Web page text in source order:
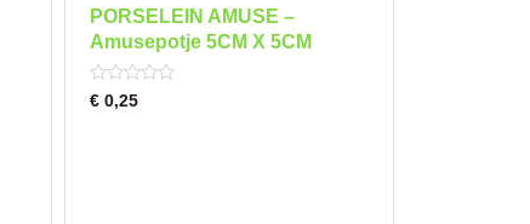
PORSELEIN AMUSE –
Amusepotje 5CM X 5CM
Rated
0
€0,25